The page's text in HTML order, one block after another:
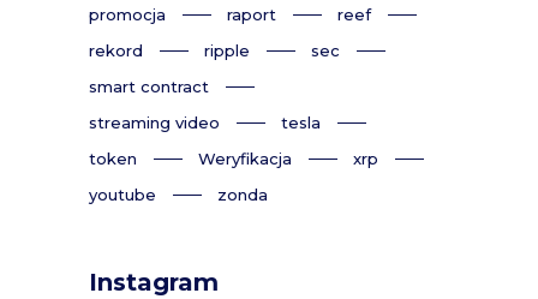
promocja
raport
reef
rekord
ripple
sec
smart contract
streaming video
tesla
token
Weryfikacja
xrp
youtube
zonda
Instagram